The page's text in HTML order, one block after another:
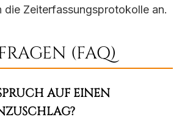
die Zeiterfassungsprotokolle an.
(FAQ)
AUF EINEN